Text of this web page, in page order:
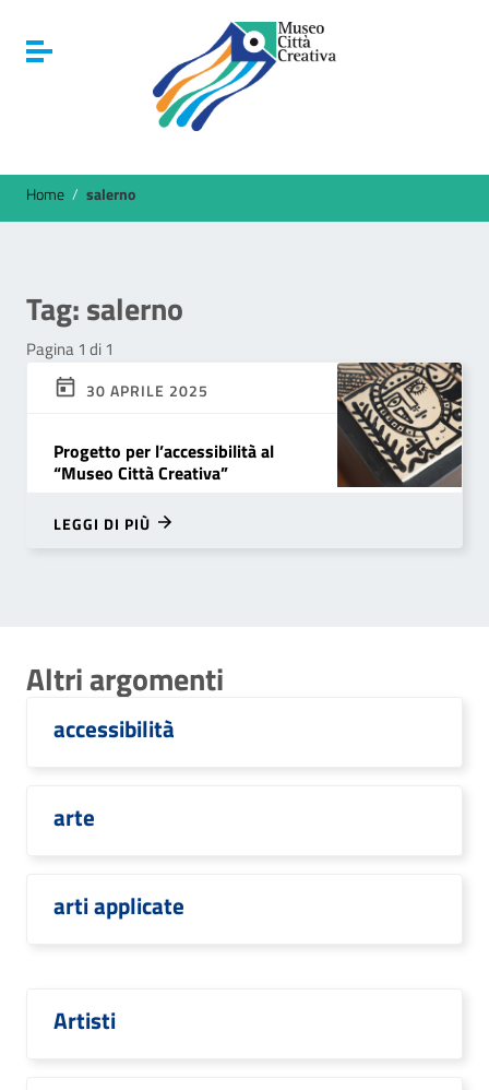
Vai al menu di navigazione
Vai al footer
Attiva / disattiva la navigazione
Home / salerno
Tag:salerno
Pagina 1 di 1
30 APRILE 2025
Progetto per l’accessibilità al
“Museo Città Creativa”
LEGGI DI PIÙ
Altri argomenti
accessibilità
arte
arti applicate
Artisti